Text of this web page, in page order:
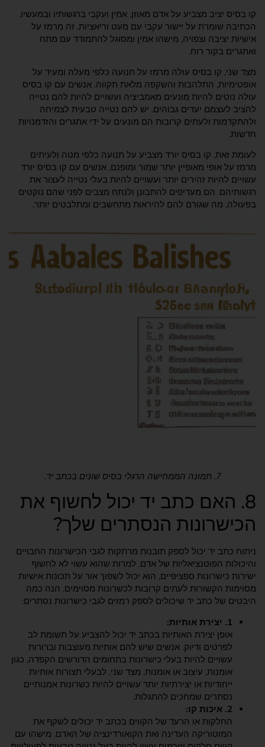
קו בסיס יציב מצביע על אדם מאוזן, אמין ועקבי ברגשותיו ובמעשיו.
הכתיבה שומרת על יישור עקבי עם מעט וריאציות. זה מרמז על
אישיות יציבה וצפויה, מישהו אמין ומסוגל להתמודד עם מתח
ואתגרים בקור רוח.
מצד שני, קו בסיס עולה מרמז על תנועה כלפי מעלה ומעיד על
אופטימיות, התלהבות והשקפה מלאת תקווה. אנשים עם קו בסיס
עולה נוטים להיות מונעים מאמביציה ועשויים להיות להם נטייה
להציב לעצמם יעדים גבוהים. יש להם נטייה טבעית לצמיחה
ולהתקדמות ולעתים קרובות הם מונעים על ידי אתגרים והזדמנויות
חדשות.
לעומת זאת, קו בסיס יורד מצביע על תנועה כלפי מטה ולעיתים
מרמז על אופי מאופיין יותר שמור ומופנם. אנשים עם קו בסיס יורד
עשויים להיות זהירים יותר ועשויים להיות בעלי נטייה לעצור את
רגשותיהם. הם מעדיפים להתבונן ולנתח מצבים לפני שהם נוקטים
בפעולה, מה שגורם להם להיראות מתחשבים ומתלבטים יותר.
7. תמונה הממחישה הרגלי בסיס שונים בכתב יד.
8. האם כתב יד יכול לחשוף את
הכישרונות הנסתרים שלך?
ניתוח כתב יד יכול לספק תובנות מרתקות לגבי הכישרונות החבויים
והיכולות הפוטנציאליות של אדם. למרות שהוא עשוי לא לחשוף
ישירות כישרונות ספציפיים, הוא יכול לשפוך אור על תכונות אישיות
מסוימות הקשורות לעתים קרובות לכשרונות מסוימים. הנה כמה
היבטים של כתב יד שיכולים לספק רמזים לגבי כישרונות נסתרים:
1. יצירת אותיות:
אופן יצירת האותיות בכתב יד יכול להצביע על תשומת לב
לפרטים ודיוק. אנשים שיש להם אותיות מעוצבות וברורות
עשויים להיות בעלי כישרונות בתחומים הדורשים הקפדה, כגון
אומנות, עיצוב או אומנות. מצד שני, לבעלי תצורות אותיות
ייחודיות או יצירתיות יותר עשויים להיות כשרונות אמנותיים
נסתרים שמחכים להתגלות.
2. איכות קו:
החלקות או הרעד של הקווים בכתב יד יכולים לשקף את
המוטוריקה העדינה ואת הקואורדינציה של האדם. מישהו עם